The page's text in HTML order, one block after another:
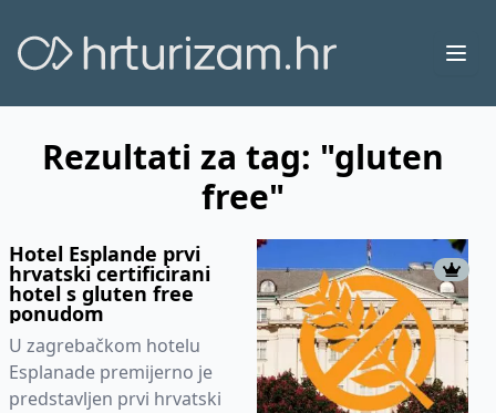
Rezultati za tag: "gluten
free"
Hotel Esplande prvi
hrvatski certificirani
hotel s gluten free
ponudom
U zagrebačkom hotelu
Esplanade premijerno je
predstavljen prvi hrvatski